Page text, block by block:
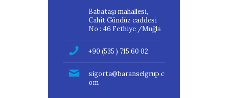
Babataşı mahallesi,
Cahit Gündüz caddesi
No : 46 Fethiye /Muğla
+90 (535 ) 715 60 02
sigorta@baranselgrup.c
om